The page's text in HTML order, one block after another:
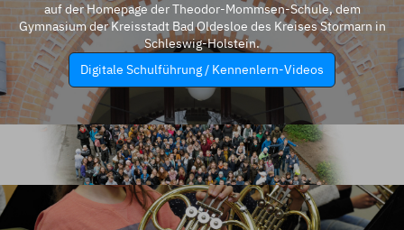
auf der Homepage der Theodor-Mommsen-Schule, dem
Gymnasium der Kreisstadt Bad Oldesloe des Kreises Stormarn in
Schleswig-Holstein.
Digitale Schulführung / Kennenlern-Videos